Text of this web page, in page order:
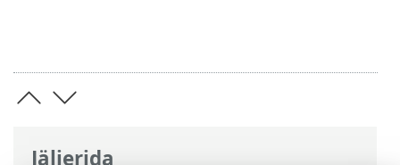
Jäljerida